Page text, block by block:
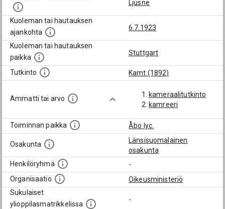
Ljusne
Kuoleman tai hautauksen
ajankohta
6.7.1923
Kuoleman tai hautauksen
paikka
Stuttgart
Tutkinto Kamt (1892)
Ammatti tai arvo
kameraalitutkinto
kamreeri
Toiminnan paikka Åbo lyc.
Osakunta
Länsisuomalainen
osakunta
Henkilöryhmä
-
Organisaatio
Oikeusministeriö
Sukulaiset
ylioppilasmatrikkelissa
-